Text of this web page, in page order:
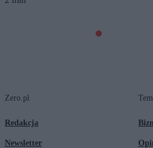
Zero.pl
Redakcja
Newsletter